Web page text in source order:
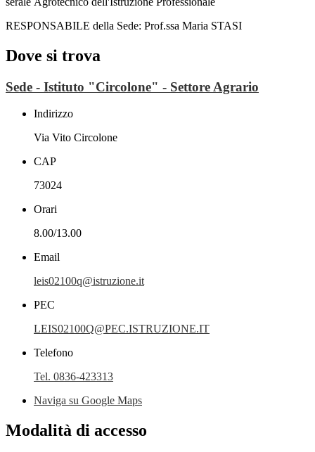
RESPONSABILE della Sede: Prof.ssa Maria STASI
Dove si trova
Sede - Istituto "Circolone" - Settore Agrario
Indirizzo
Via Vito Circolone
CAP
73024
Orari
8.00/13.00
Email
leis02100q@istruzione.it
PEC
LEIS02100Q@PEC.ISTRUZIONE.IT
Telefono
Tel. 0836-423313
Naviga su Google Maps
Modalità di accesso